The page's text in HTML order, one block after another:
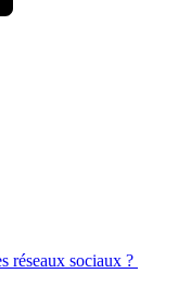
réseaux sociaux ?